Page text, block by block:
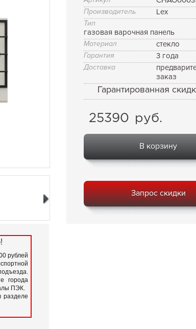
Производитель Lex
Тип
газовая варочная панель
Материал стекло
Гарантия 3 года
Доставка
заказ
Гарантированная
25390 руб.
В корзину
Запрос скидки
рублей
города
ПЭК.
разделе